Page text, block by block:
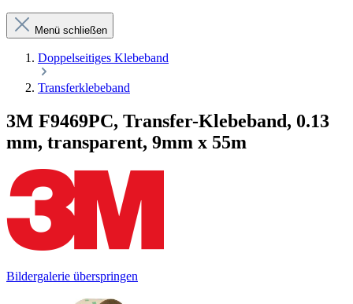
Menü schließen
Doppelseitiges Klebeband
Transferklebeband
3M F9469PC, Transfer-Klebeband, 0.13
mm, transparent, 9mm x 55m
Bildergalerie überspringen